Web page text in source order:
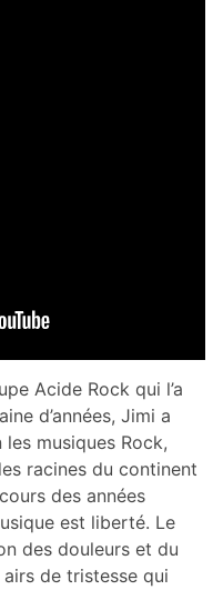
Acide Rock qui l’a
d’années, Jimi a
musiques Rock,
racines du continent
des années
est liberté. Le
des douleurs et du
de tristesse qui